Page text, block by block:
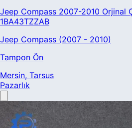
Jeep Compass 2007-2010 Orjinal
1BA43TZZAB
Jeep Compass (2007 - 2010)
Tampon Ön
Mersin, Tarsus
Pazarlık